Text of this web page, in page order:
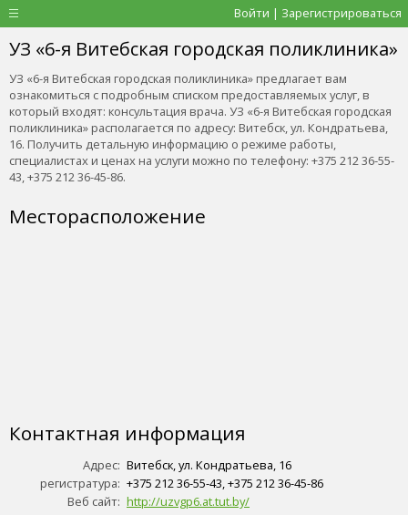
Войти | Зарегистрироваться
УЗ «6-я Витебская городская поликлиника»
УЗ «6-я Витебская городская поликлиника» предлагает вам
ознакомиться с подробным списком предоставляемых услуг, в
который входят: консультация врача. УЗ «6-я Витебская городская
поликлиника» располагается по адресу: Витебск, ул. Кондратьева,
16. Получить детальную информацию о режиме работы,
специалистах и ценах на услуги можно по телефону: +375 212 36-55-
43, +375 212 36-45-86.
Месторасположение
Контактная информация
Адрес: Витебск, ул. Кондратьева, 16
регистратура: +375 212 36-55-43, +375 212 36-45-86
Веб сайт: http://uzvgp6.at.tut.by/